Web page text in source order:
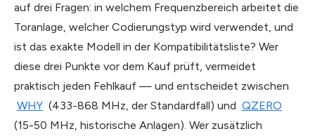
auf drei Fragen: in welchem Frequenzbereich arbeitet die
Toranlage, welcher Codierungstyp wird verwendet, und
ist das exakte Modell in der Kompatibilitätsliste? Wer
diese drei Punkte vor dem Kauf prüft, vermeidet
praktisch jeden Fehlkauf — und entscheidet zwischen
WHY (433-868 MHz, der Standardfall) und QZERO
(15-50 MHz, historische Anlagen). Wer zusätzlich